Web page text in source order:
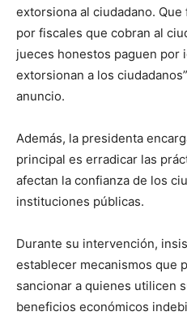
extorsiona al ciudadano.
por fiscales que cobran al
jueces honestos paguen por
extorsionan a los
anuncio.
Además, la presidenta
principal es erradicar las
afectan la confianza de los
instituciones públicas.
Durante su intervención,
establecer mecanismos que
sancionar a quienes utilicen
beneficios económicos